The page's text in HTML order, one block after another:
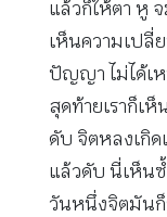
แล้วก็ให้ตา หู
เห็นความเปลี่
ปัญญา ไม่ได้เ
สุดท้ายเราก็เ
ดับ จิตหลงเกิ
แล้วดับ นี่เห็นซ้
วันหนึ่งจิตมันก็